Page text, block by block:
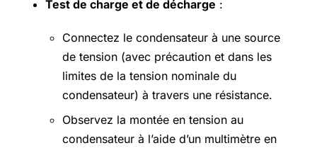
Test de charge et de décharge :
Connectez le condensateur à une source
de tension (avec précaution et dans les
limites de la tension nominale du
condensateur) à travers une résistance.
Observez la montée en tension au
condensateur à l’aide d’un multimètre en